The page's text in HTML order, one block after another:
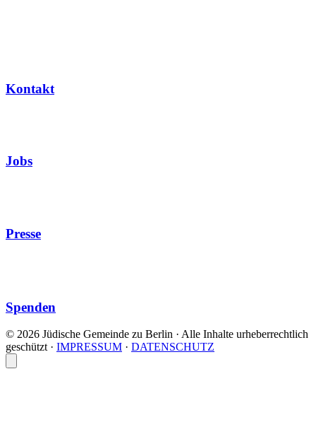
Kontakt
Jobs
Presse
Spenden
© 2026 Jüdische Gemeinde zu Berlin · Alle Inhalte urheberrechtlich
geschützt · IMPRESSUM · DATENSCHUTZ